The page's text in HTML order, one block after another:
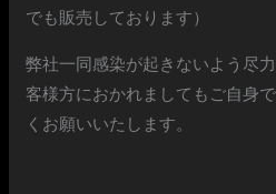
でも販売しております）
弊社一同感染が起きないよう尽
客様方におかれましてもご自身
くお願いいたします。